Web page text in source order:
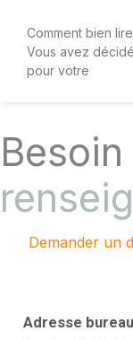
Comment bien
Vous avez
pour votre
Demander un
Adresse